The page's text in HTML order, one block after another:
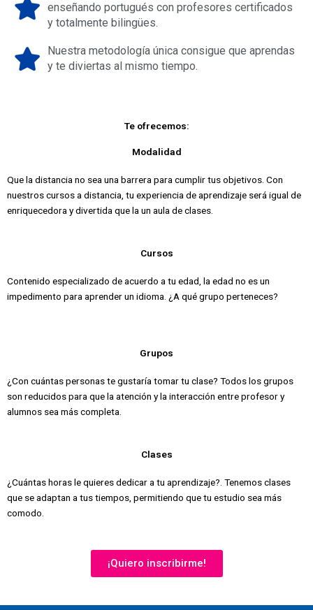
enseñando portugués con profesores certificados
y totalmente bilingües.
Nuestra metodología única consigue que aprendas
y te diviertas al mismo tiempo.
Te ofrecemos:
Modalidad
Que la distancia no sea una barrera para cumplir tus objetivos. Con
nuestros cursos a distancia, tu experiencia de aprendizaje será igual de
enriquecedora y divertida que la un aula de clases.
Cursos
Contenido especializado de acuerdo a tu edad, la edad no es un
impedimento para aprender un idioma. ¿A qué grupo perteneces?
Grupos
¿Con cuántas personas te gustaría tomar tu clase? Todos los grupos
son reducidos para que la atención y la interacción entre profesor y
alumnos sea más completa.
Clases
¿Cuántas horas le quieres dedicar a tu aprendizaje?. Tenemos clases
que se adaptan a tus tiempos, permitiendo que tu estudio sea más
comodo.
¡Quiero inscribirme!